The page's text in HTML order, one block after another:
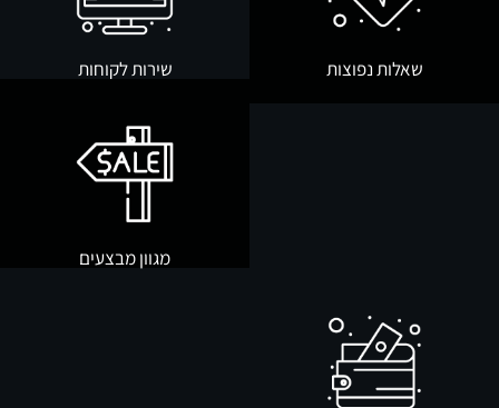
שאלות נפוצות שירות לקוחות
מגוון מבצעים